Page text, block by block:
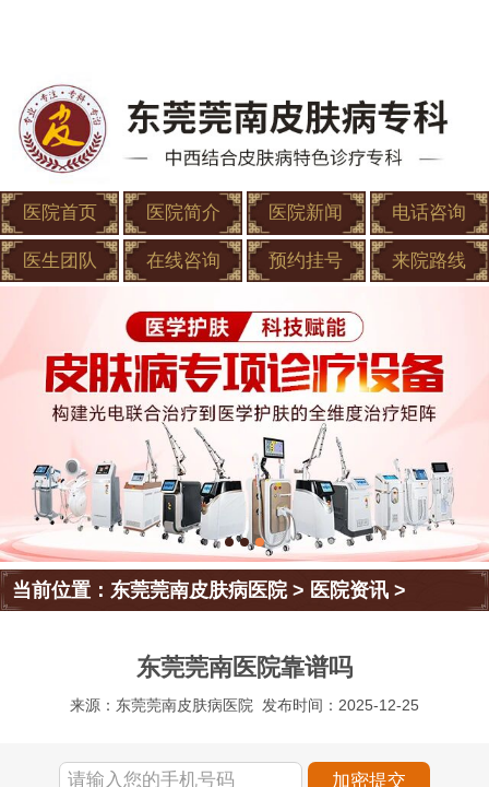
医院首页 医院简介 医院新闻 电话咨询
医生团队 在线咨询 预约挂号 来院路线
当前位置：东莞莞南皮肤病医院> 医院资讯 >
东莞莞南医院靠谱吗
来源：东莞莞南皮肤病医院 发布时间：2025-12-25